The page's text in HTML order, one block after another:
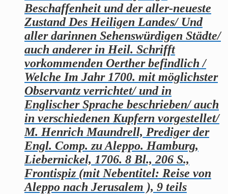
Beschaffenheit und der aller-neueste
Zustand Des Heiligen Landes/ Und
aller darinnen Sehenswürdigen Städte/
auch anderer in Heil. Schrifft
vorkommenden Oerther befindlich /
Welche Im Jahr 1700. mit möglichster
Observantz verrichtet/ und in
Englischer Sprache beschrieben/ auch
in verschiedenen Kupfern vorgestellet/
M. Henrich Maundrell, Prediger der
Engl. Comp. zu Aleppo. Hamburg,
Liebernickel, 1706. 8 Bl., 206 S.,
Frontispiz (mit Nebentitel: Reise von
Aleppo nach Jerusalem ), 9 teils